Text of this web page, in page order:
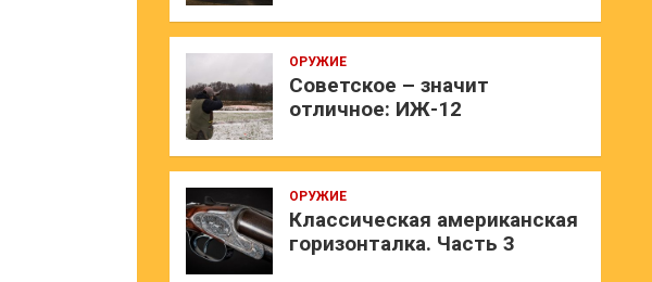
ОРУЖИЕ
Советское – значит
отличное: ИЖ-12
ОРУЖИЕ
Классическая американская
горизонталка. Часть 3